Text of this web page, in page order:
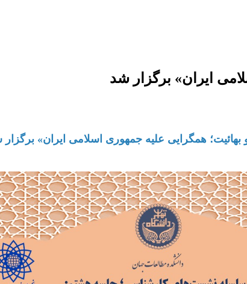
ایران» برگزار شد
بهائیت؛همگرایی علیه جمهوری اسلامی ایران» برگزار